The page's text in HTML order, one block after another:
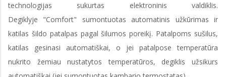
technologijas sukurtas elektroninis valdiklis.
Degiklyje "Comfort" sumontuotas automatinis užkūrimas ir
katilas šildo patalpas pagal šilumos poreikį. Patalpoms sušilus,
katilas gesinasi automatiškai, o jei patalpose temperatūra
nukrito žemiau nustatytos temperatūros, degiklis užsikurs